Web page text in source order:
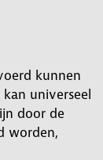
kunnen
universeel
door de
worden,